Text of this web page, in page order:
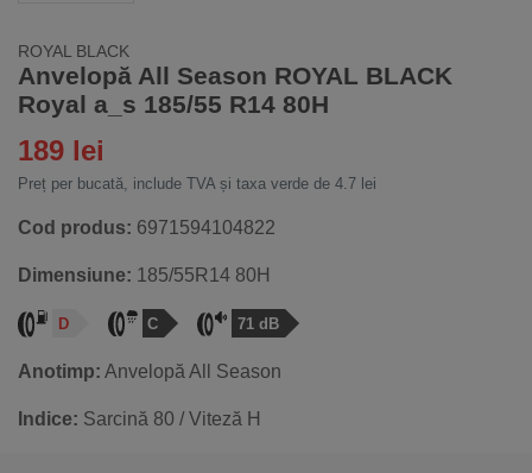
ROYAL BLACK
Anvelopă All Season ROYAL BLACK
Royal a_s 185/55 R14 80H
189 lei
Preț per bucată, include TVA și taxa verde de 4.7 lei
Cod produs: 6971594104822
Dimensiune: 185/55R14 80H
D C 71 dB
Anotimp: Anvelopă All Season
Indice: Sarcină 80 / Viteză H